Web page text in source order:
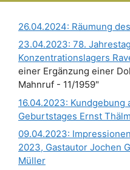
26.04.2024: Räumung
23.04.2023: 78.
Konzentrationslagers
einer Ergänzung einer
Mahnruf - 11/1959"
16.04.2023: Kundgebung
Geburtstages Ernst
09.04.2023:
2023, Gastautor Jochen
Müller